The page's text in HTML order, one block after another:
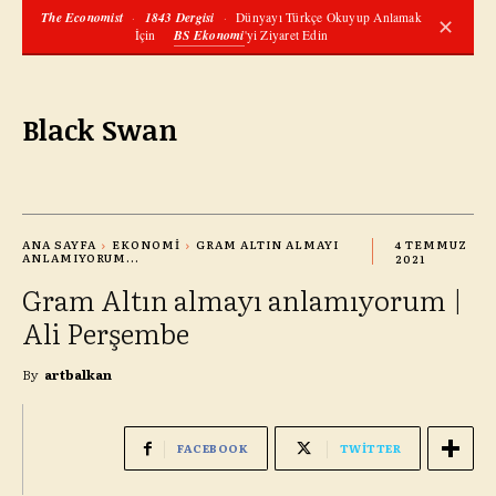
The Economist · 1843 Dergisi ·
Dünyayı Türkçe Okuyup Anlamak
İçin
BS Ekonomi'yi Ziyaret Edin ✕
Black Swan
ANA SAYFA EKONOMI
GRAM ALTIN ALMAYI
ANLAMIYORUM...
4 TEMMUZ
2021
Gram Altın almayı anlamıyorum |
Ali Perşembe
By artbalkan
FACEBOOK TWITTER